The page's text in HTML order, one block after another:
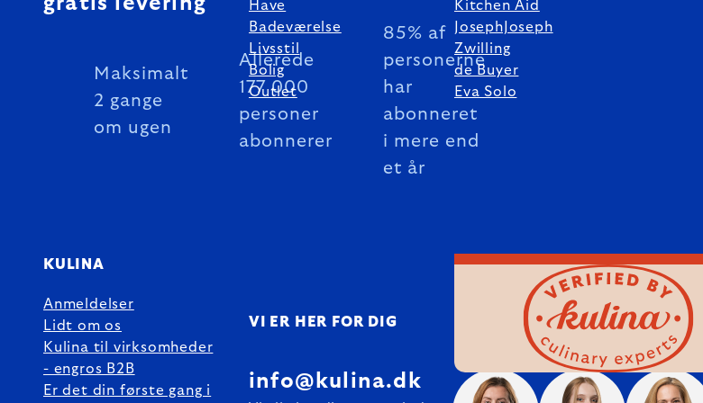
Maksimalt
2 gange
om ugen
Allerede
177 000
personer
abonnerer
85% af
personerne
har
abonneret
i mere end
et år
Have
Badeværelse
Livsstil
Bolig
Outlet
Kitchen Aid
JosephJoseph
Zwilling
de Buyer
Eva Solo
KULINA
Anmeldelser
Lidt om os
Kulina til virksomheder
- engros B2B
Er det din første gang i
VI ER HER FOR DIG
info@kulina.dk